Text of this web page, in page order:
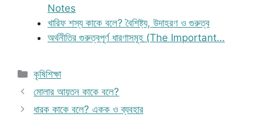
Notes
খারিফ শস্য কাকে বলে? বৈশিষ্ট্য, উদাহরণ ও গুরুত্ব
অর্থনীতির গুরুত্বপূর্ণ ধারণাসমূহ (The Important…
Categories
কৃষিশিক্ষা
মোলার আয়তন কাকে বলে?
ধারক কাকে বলে? একক ও ব্যবহার